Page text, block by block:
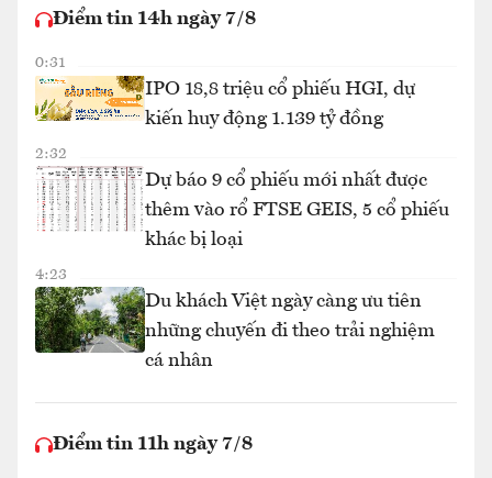
Điểm tin 14h ngày 7/8
0:31
IPO 18,8 triệu cổ phiếu HGI, dự
kiến huy động 1.139 tỷ đồng
2:32
Dự báo 9 cổ phiếu mới nhất được
thêm vào rổ FTSE GEIS, 5 cổ phiếu
khác bị loại
4:23
Du khách Việt ngày càng ưu tiên
những chuyến đi theo trải nghiệm
cá nhân
Điểm tin 11h ngày 7/8